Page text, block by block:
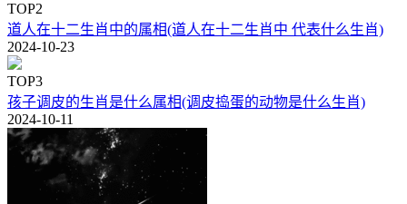
TOP2
道人在十二生肖中的属相(道人在十二生肖中 代表什么生肖)
2024-10-23
TOP3
孩子调皮的生肖是什么属相(调皮捣蛋的动物是什么生肖)
2024-10-11